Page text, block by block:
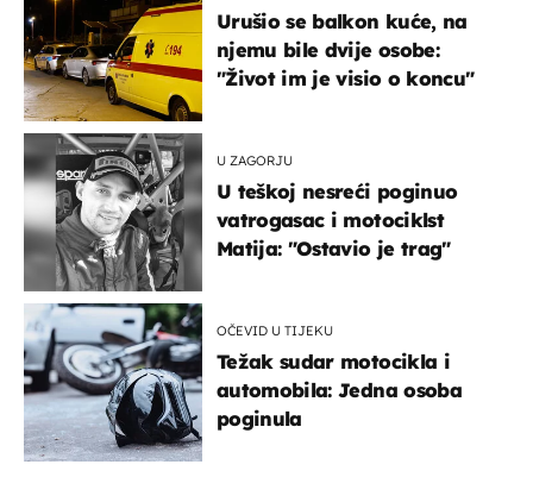
Urušio se balkon kuće, na
njemu bile dvije osobe:
"Život im je visio o koncu"
U ZAGORJU
U teškoj nesreći poginuo
vatrogasac i motociklst
Matija: "Ostavio je trag"
OČEVID U TIJEKU
Težak sudar motocikla i
automobila: Jedna osoba
poginula